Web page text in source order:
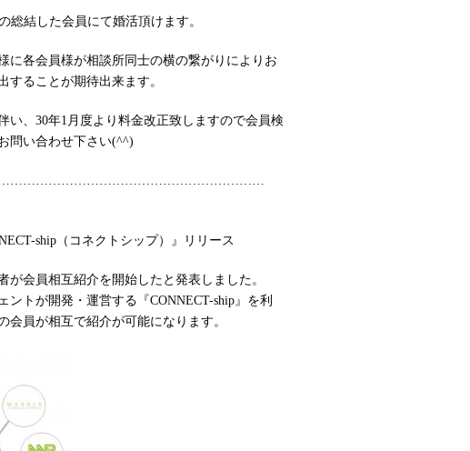
総結した会員にて婚活頂けます。
に各会員様が相談所同士の横の繋がりによりお
することが期待出来ます。
、30年1月度より料金改正致しますので会員検
問い合わせ下さい(^^)
ship（コネクトシップ）』リリース
会員相互紹介を開始したと発表しました。
トが開発・運営する『CONNECT-ship』を利
員が相互で紹介が可能になります。